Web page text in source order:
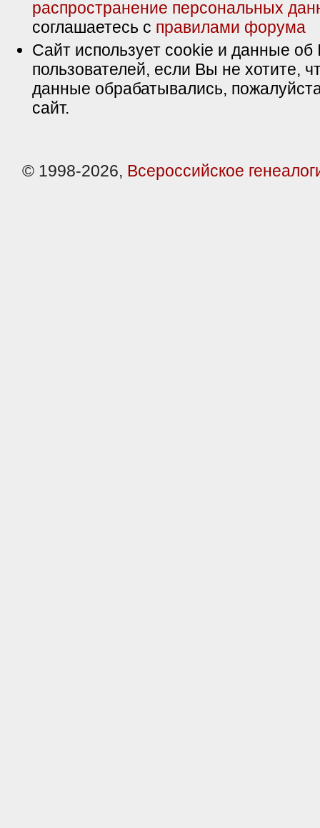
распространение персональных
соглашаетесь с правилами форума
Сайт использует cookie и данные об
пользователей, если Вы не хотите,
данные обрабатывались,
сайт.
© 1998-2026, Всероссийское